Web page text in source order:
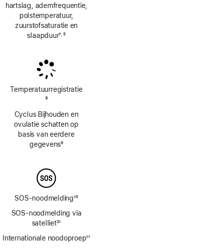
hartslag, ademfrequentie,
polstemperatuur,
zuurstofsaturatie en
slaapduur7 5
Temperatuur­registratie
8
Cyclus Bijhouden en
ovulatie schatten op
basis van eerdere
gegevens9
SOS-noodmelding10
SOS-noodmelding via
satelliet21
Internationale noodoproep11